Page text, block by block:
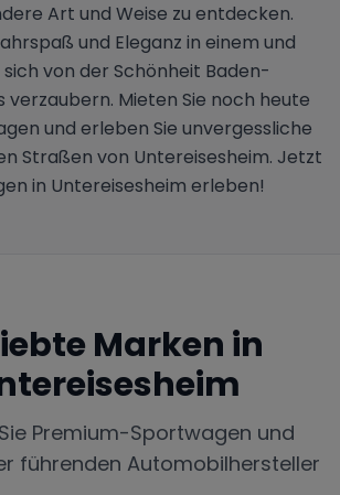
Art und Weise zu entdecken.
und Eleganz in einem und
sich von der Schönheit Baden-
Mieten Sie noch heute
und erleben Sie unvergessliche
Straßen von Untereisesheim. Jetzt
in Untereisesheim erleben!
Marken in
Premium-Sportwagen und
führenden Automobilhersteller